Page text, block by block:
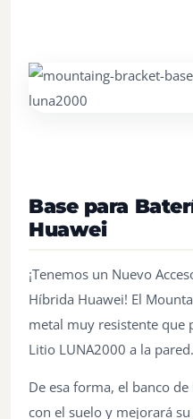
Base para
Huawei
¡Tenemos un Nuevo
Híbrida Huawei! El
metal muy resistente que
Litio LUNA2000 a la pared.
De esa forma, el banco
con el suelo y mejorará